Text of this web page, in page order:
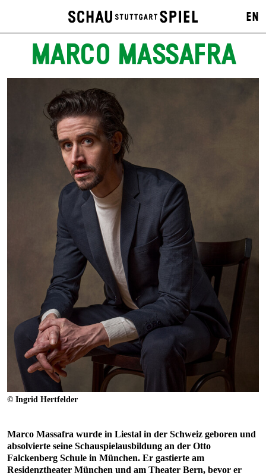
EN
MARCO MASSAFRA
© Ingrid Hertfelder
Marco Massafra wurde in Liestal in der Schweiz geboren und
absolvierte seine Schauspielausbildung an der Otto
Falckenberg Schule in München. Er gastierte am
Residenztheater München und am Theater Bern, bevor er